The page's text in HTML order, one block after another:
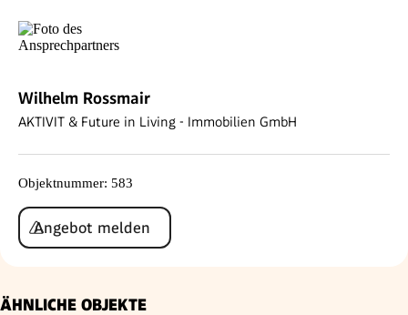
Wilhelm Rossmair
AKTIVIT & Future in Living - Immobilien GmbH
Objektnummer: 583
Angebot melden
ÄHNLICHE OBJEKTE